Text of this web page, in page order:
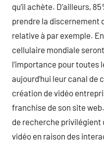
qu’il achète. D’ailleurs,
prendre la discernement
relative à par exemple.
cellulaire mondiale
l’importance pour toutes
aujourd’hui leur canal
création de vidéo
franchise de son site
de recherche privilégient
vidéo en raison des